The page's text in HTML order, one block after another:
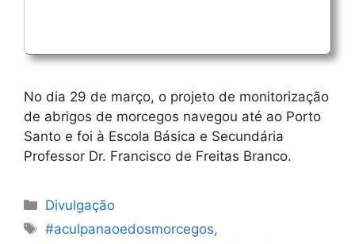
No dia 29 de março, o projeto de monitorização
de abrigos de morcegos navegou até ao Porto
Santo e foi à Escola Básica e Secundária
Professor Dr. Francisco de Freitas Branco.
Categorias
Divulgação
Etiquetas
#aculpanaoedosmorcegos,